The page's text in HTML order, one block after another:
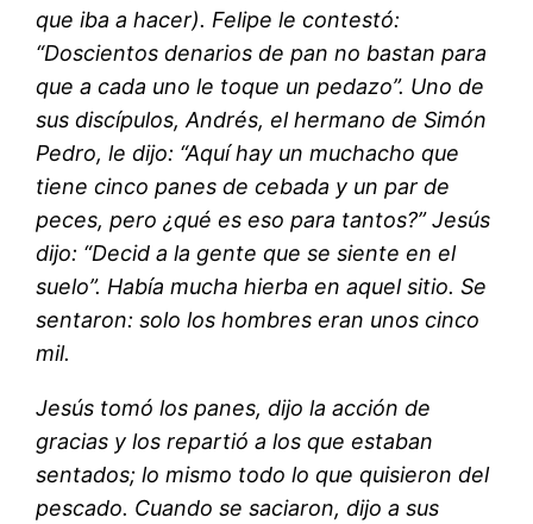
que iba a hacer). Felipe le contestó:
“Doscientos denarios de pan no bastan para
que a cada uno le toque un pedazo”. Uno de
sus discípulos, Andrés, el hermano de Simón
Pedro, le dijo: “Aquí hay un muchacho que
tiene cinco panes de cebada y un par de
peces, pero ¿qué es eso para tantos?” Jesús
dijo: “Decid a la gente que se siente en el
suelo”. Había mucha hierba en aquel sitio. Se
sentaron: solo los hombres eran unos cinco
mil.
Jesús tomó los panes, dijo la acción de
gracias y los repartió a los que estaban
sentados; lo mismo todo lo que quisieron del
pescado. Cuando se saciaron, dijo a sus